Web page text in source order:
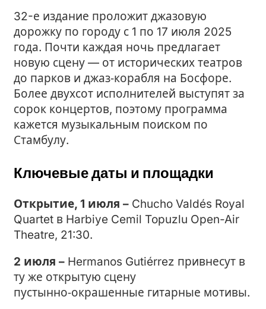
32-е издание проложит джазовую
дорожку по городу с 1 по 17 июля 2025
года. Почти каждая ночь предлагает
новую сцену — от исторических театров
до парков и джаз‑корабля на Босфоре.
Более двухсот исполнителей выступят за
сорок концертов, поэтому программа
кажется музыкальным поиском по
Стамбулу.
Ключевые даты и площадки
Открытие, 1 июля – Chucho Valdés Royal
Quartet в Harbiye Cemil Topuzlu Open-Air
Theatre, 21:30.
2 июля – Hermanos Gutiérrez привнесут в
ту же открытую сцену
пустынно‑окрашенные гитарные мотивы.